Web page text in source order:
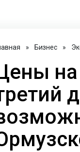
» Бизнес »